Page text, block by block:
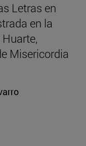
Letras en
en la
Misericordia